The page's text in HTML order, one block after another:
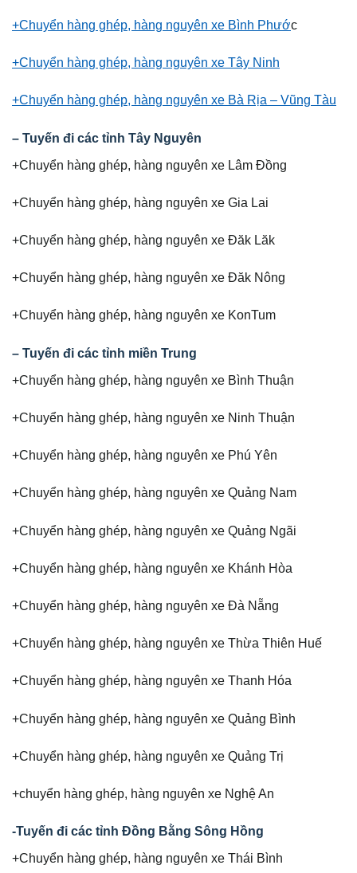
+Chuyển hàng ghép, hàng nguyên xe Bình Phước
+Chuyển hàng ghép, hàng nguyên xe Tây Ninh
+Chuyển hàng ghép, hàng nguyên xe Bà Rịa – Vũng Tàu
– Tuyến đi các tỉnh Tây Nguyên
+Chuyển hàng ghép, hàng nguyên xe Lâm Đồng
+Chuyển hàng ghép, hàng nguyên xe Gia Lai
+Chuyển hàng ghép, hàng nguyên xe Đăk Lăk
+Chuyển hàng ghép, hàng nguyên xe Đăk Nông
+Chuyển hàng ghép, hàng nguyên xe KonTum
– Tuyến đi các tỉnh miền Trung
+Chuyển hàng ghép, hàng nguyên xe Bình Thuận
+Chuyển hàng ghép, hàng nguyên xe Ninh Thuận
+Chuyển hàng ghép, hàng nguyên xe Phú Yên
+Chuyển hàng ghép, hàng nguyên xe Quảng Nam
+Chuyển hàng ghép, hàng nguyên xe Quảng Ngãi
+Chuyển hàng ghép, hàng nguyên xe Khánh Hòa
+Chuyển hàng ghép, hàng nguyên xe Đà Nẵng
+Chuyển hàng ghép, hàng nguyên xe Thừa Thiên Huế
+Chuyển hàng ghép, hàng nguyên xe Thanh Hóa
+Chuyển hàng ghép, hàng nguyên xe Quảng Bình
+Chuyển hàng ghép, hàng nguyên xe Quảng Trị
+chuyển hàng ghép, hàng nguyên xe Nghệ An
-Tuyến đi các tỉnh Đồng Bằng Sông Hồng
+Chuyển hàng ghép, hàng nguyên xe Thái Bình